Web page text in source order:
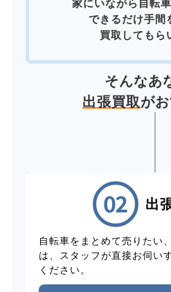
家にいながら自転
できるだけ手間
買取してもら
そんなあ
出張買取が
出
自転車をまとめて売りたい
は、スタッフが直接お伺い
ください。